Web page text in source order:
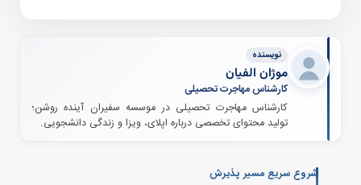
نویسنده
موژان الفیان
کارشناس مهاجرت تحصیلی
کارشناس مهاجرت تحصیلی در موسسه سفیران آینده روشن؛
تولید محتوای تخصصی درباره اپلای، ویزا و زندگی دانشجویی.
شروع سریع مسیر پذیرش